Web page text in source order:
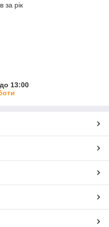
за рік
13:00